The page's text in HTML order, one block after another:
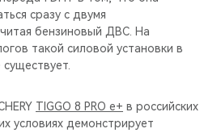
сразу с двумя
бензиновый ДВС. На
такой силовой установки в
TIGGO 8 PRO e+ в российских
условиях демонстрирует